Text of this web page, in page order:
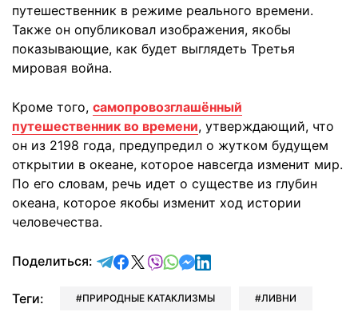
путешественник в режиме реального времени.
Также он опубликовал изображения, якобы
показывающие, как будет выглядеть Третья
мировая война.
Кроме того, самопровозглашённый
путешественник во времени, утверждающий, что
он из 2198 года, предупредил о жутком будущем
открытии в океане, которое навсегда изменит мир.
По его словам, речь идет о существе из глубин
океана, которое якобы изменит ход истории
человечества.
Поделиться: отправить в Telegram
поделиться в Facebook
поделиться в X
отправить в Viber
отправить в Whatsapp
отправить в Messenger
отправить в LinkedIn
Теги: ПРИРОДНЫЕ КАТАКЛИЗМЫ ЛИВНИ